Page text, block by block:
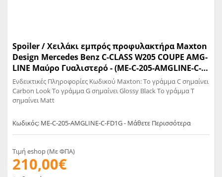
Spoiler / Χειλάκι εμπρός προφυλακτήρα Maxton
Design Mercedes Benz C-CLASS W205 COUPE AMG-
LINE Μαύρο Γυαλιστερό - (ME-C-205-AMGLINE-C-
FD1G)
Ενδεικτικές Πληροφορίες Κωδικού Maxton: Το γράμμα C σημαίνει
Carbon Look Το γράμμα G σημαίνει Glossy Black Το γράμμα T
σημαίνει Matt
Κωδικός: ME-C-205-AMGLINE-C-FD1G - Μάθετε Περισσότερα
Τιμή eshop (Με ΦΠΑ)
210,00€